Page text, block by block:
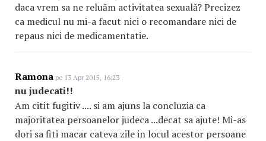
daca vrem sa ne reluăm activitatea sexuală? Precizez
ca medicul nu mi-a facut nici o recomandare nici de
repaus nici de medicamentatie.
Ramona pe 13 Apr 2015, 16:23
nu judecati!!
Am citit fugitiv .... si am ajuns la concluzia ca
majoritatea persoanelor judeca ...decat sa ajute! Mi-as
dori sa fiti macar cateva zile in locul acestor persoane